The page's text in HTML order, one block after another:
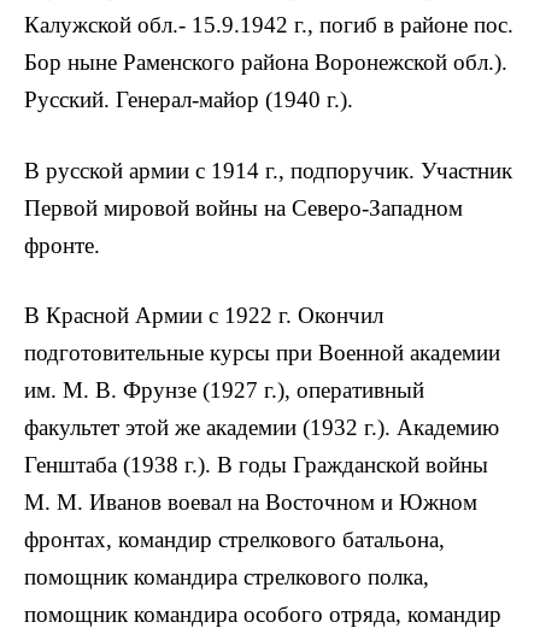
Калужской обл.- 15.9.1942 г., погиб в районе пос.
Бор ныне Раменского района Воронежской обл.).
Русский. Генерал-майор (1940 г.).
В русской армии с 1914 г., подпоручик. Участник
Первой мировой войны на Северо-Западном
фронте.
В Красной Армии с 1922 г. Окончил
подготовительные курсы при Военной академии
им. М. В. Фрунзе (1927 г.), оперативный
факультет этой же академии (1932 г.). Академию
Генштаба (1938 г.). В годы Гражданской войны
M. M. Иванов воевал на Восточном и Южном
фронтах, командир стрелкового батальона,
помощник командира стрелкового полка,
помощник командира особого отряда, командир